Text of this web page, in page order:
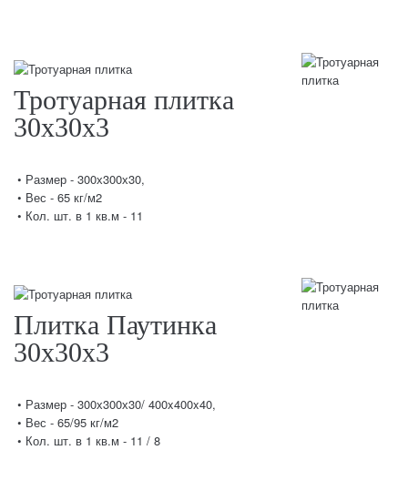
Тротуарная плитка
30х30х3
• Размер - 300х300х30,
• Вес - 65 кг/м2
• Кол. шт. в 1 кв.м - 11
Плитка Паутинка
30х30х3
• Размер - 300х300х30/ 400x400x40,
• Вес - 65/95 кг/м2
• Кол. шт. в 1 кв.м - 11 / 8